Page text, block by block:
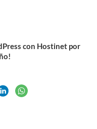
con Hostinet por